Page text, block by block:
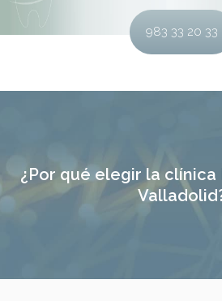
983 33 20 33
¿Por qué elegir la clínica